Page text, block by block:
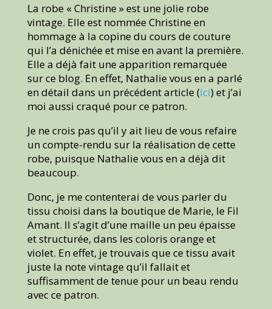
La robe « Christine » est une jolie robe
vintage. Elle est nommée Christine en
hommage à la copine du cours de couture
qui l’a dénichée et mise en avant la première.
Elle a déjà fait une apparition remarquée
sur ce blog. En effet, Nathalie vous en a parlé
en détail dans un précédent article (ici) et j’ai
moi aussi craqué pour ce patron.
Je ne crois pas qu’il y ait lieu de vous refaire
un compte-rendu sur la réalisation de cette
robe, puisque Nathalie vous en a déjà dit
beaucoup.
Donc, je me contenterai de vous parler du
tissu choisi dans la boutique de Marie, le Fil
Amant. Il s’agit d’une maille un peu épaisse
et structurée, dans les coloris orange et
violet. En effet, je trouvais que ce tissu avait
juste la note vintage qu’il fallait et
suffisamment de tenue pour un beau rendu
avec ce patron.